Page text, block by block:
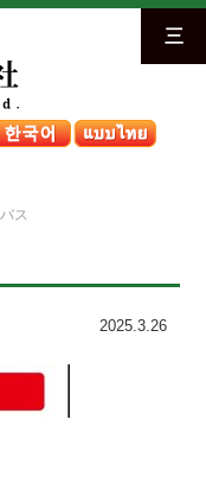
三
ス
2025.3.26